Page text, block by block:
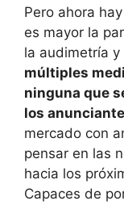
Pero ahora
es mayor la
la audimetría y
múltiples
ninguna que
los
mercado con
pensar en las
hacia los
Capaces de